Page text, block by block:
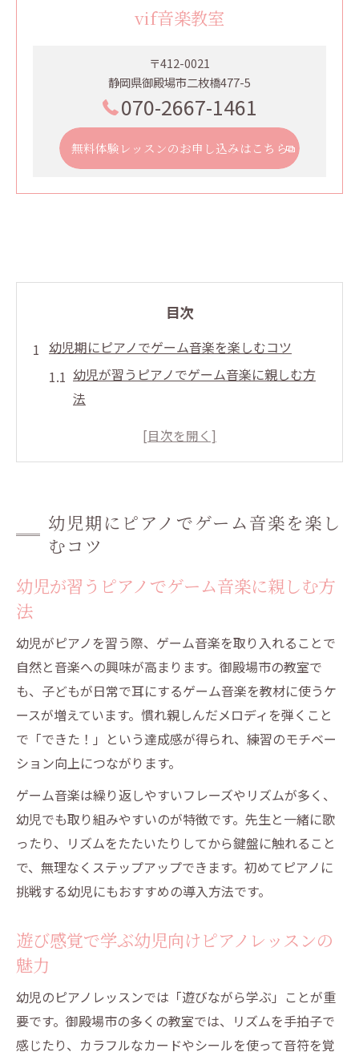
vif音楽教室
〒412-0021
静岡県御殿場市二枚橋477-5
070-2667-1461
無料体験レッスンのお申し込みはこちら
目次
幼児期にピアノでゲーム音楽を楽しむコツ
幼児が習うピアノでゲーム音楽に親しむ方
法
遊び感覚で学ぶ幼児向けピアノレッスンの
幼児の創造力を伸ばすゲーム音楽の活用例
御殿場市で選ぶ幼児が習うピアノの魅力
御殿場で見つかる幼児が習うピアノ教室の
幼児が安心して通えるピアノ教室の選び方
御殿場市の幼児が楽しむピアノレッスン体
験
幼児が習うピアノで広がる音楽の世界
御殿場市で育つ幼児の音楽的感性とは
ピアノを始める最適な年齢とその理由
幼児が習うピアノを始めるおすすめ時期
何歳から幼児が習うピアノが効果的か
ピアノは幼児の成長段階でどう役立つか
幼児が習うピアノの開始時期の考え方
ゲーム音楽で育つ幼児の音楽的感性とは
ゲーム音楽が幼児の音楽的感性を刺激する
理由
幼児期のピアノ学習で感性がどう育つか
幼児期にピアノでゲーム音楽を楽し
むコツ
幼児が習うピアノでゲーム音楽に親しむ方
法
幼児がピアノを習う際、ゲーム音楽を取り入れることで
自然と音楽への興味が高まります。御殿場市の教室で
も、子どもが日常で耳にするゲーム音楽を教材に使うケ
ースが増えています。慣れ親しんだメロディを弾くこと
で「できた！」という達成感が得られ、練習のモチベー
ション向上につながります。
ゲーム音楽は繰り返しやすいフレーズやリズムが多く、
幼児でも取り組みやすいのが特徴です。先生と一緒に歌
ったり、リズムをたたいたりしてから鍵盤に触れること
で、無理なくステップアップできます。初めてピアノに
挑戦する幼児にもおすすめの導入方法です。
遊び感覚で学ぶ幼児向けピアノレッスンの
魅力
幼児のピアノレッスンでは「遊びながら学ぶ」ことが重
要です。御殿場市の多くの教室では、リズムを手拍子で
感じたり、カラフルなカードやシールを使って音符を覚